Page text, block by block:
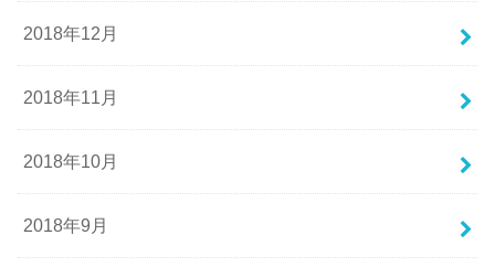
2018年12月
2018年11月
2018年10月
2018年9月